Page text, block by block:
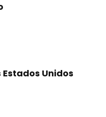
Unidos